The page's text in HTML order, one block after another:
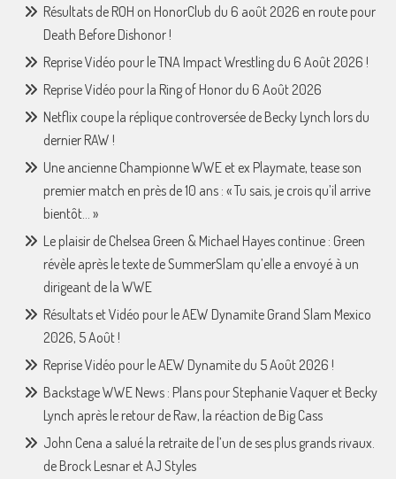
Résultats de ROH on HonorClub du 6 août 2026 en route pour
Death Before Dishonor !
Reprise Vidéo pour le TNA Impact Wrestling du 6 Août 2026 !
Reprise Vidéo pour la Ring of Honor du 6 Août 2026
Netflix coupe la réplique controversée de Becky Lynch lors du
dernier RAW !
Une ancienne Championne WWE et ex Playmate, tease son
premier match en près de 10 ans : « Tu sais, je crois qu’il arrive
bientôt… »
Le plaisir de Chelsea Green & Michael Hayes continue : Green
révèle après le texte de SummerSlam qu’elle a envoyé à un
dirigeant de la WWE
Résultats et Vidéo pour le AEW Dynamite Grand Slam Mexico
2026, 5 Août !
Reprise Vidéo pour le AEW Dynamite du 5 Août 2026 !
Backstage WWE News : Plans pour Stephanie Vaquer et Becky
Lynch après le retour de Raw, la réaction de Big Cass
John Cena a salué la retraite de l’un de ses plus grands rivaux.
de Brock Lesnar et AJ Styles